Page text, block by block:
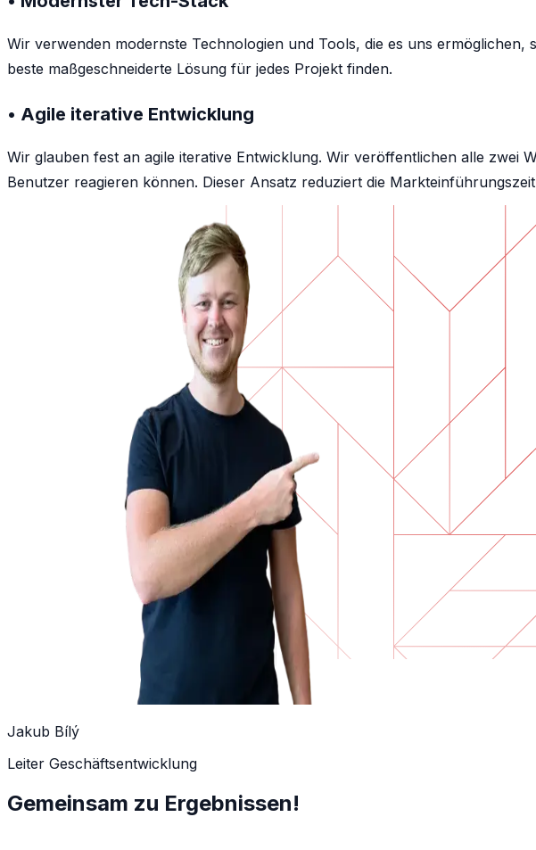
Wir verwenden modernste Technologien und Tools, die es uns
beste maßgeschneiderte Lösung für jedes Projekt finden.
• Agile iterative Entwicklung
Wir glauben fest an agile iterative Entwicklung. Wir veröffentlichen alle zwei
Benutzer reagieren können. Dieser Ansatz reduziert die
Jakub Bílý
Leiter Geschäftsentwicklung
Gemeinsam zu Ergebnissen!